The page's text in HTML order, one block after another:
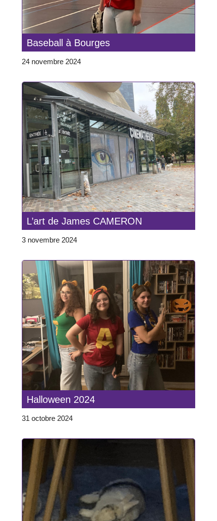
Baseball à Bourges
24 novembre 2024
L’art de James CAMERON
3 novembre 2024
Halloween 2024
31 octobre 2024